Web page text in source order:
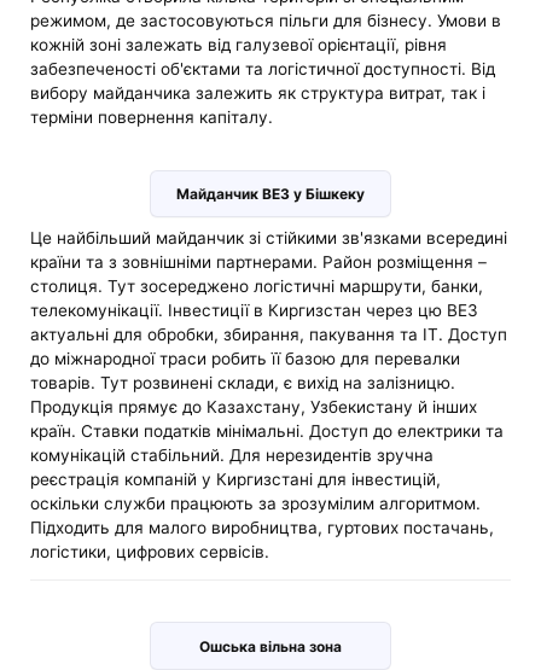
режимом, де застосовуються пільги для бізнесу. Умови в
кожній зоні залежать від галузевої орієнтації, рівня
забезпеченості об'єктами та логістичної доступності. Від
вибору майданчика залежить як структура витрат, так і
терміни повернення капіталу.
Майданчик ВЕЗ у Бішкеку
Це найбільший майданчик зі стійкими зв'язками всередині
країни та з зовнішніми партнерами. Район розміщення –
столиця. Тут зосереджено логістичні маршрути, банки,
телекомунікації. Інвестиції в Киргизстан через цю ВЕЗ
актуальні для обробки, збирання, пакування та ІТ. Доступ
до міжнародної траси робить її базою для перевалки
товарів. Тут розвинені склади, є вихід на залізницю.
Продукція прямує до Казахстану, Узбекистану й інших
країн. Ставки податків мінімальні. Доступ до електрики та
комунікацій стабільний. Для нерезидентів зручна
реєстрація компаній у Киргизстані для інвестицій,
оскільки служби працюють за зрозумілим алгоритмом.
Підходить для малого виробництва, гуртових постачань,
логістики, цифрових сервісів.
Ошська вільна зона